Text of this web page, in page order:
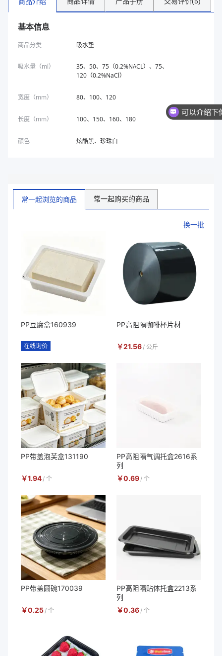
基本信息
商品分类 吸水垫
吸水量（ml）
35、50、75（0.2%NACL）、75、
120（0.2%NaCl）
宽度（mm） 80、100、120
长度（mm） 100、150、160、180
颜色 炫酷黑、珍珠白
常一起浏览的商品 常一起购买的商品
换一批
PP豆腐盒160939
在线询价
PP高阻隔咖啡杯片材
￥21.56 / 公斤
PP带盖泡芙盒131190
￥1.94 / 个
PP高阻隔气调托盒2616系
列
￥0.69 / 个
PP带盖圆碗170039
￥0.25 / 个
PP高阻隔贴体托盒2213系
列
￥0.36 / 个